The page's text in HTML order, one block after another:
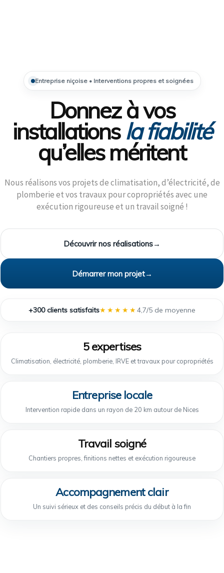
Entreprise niçoise • Interventions propres et soignées
Donnez à vos
installationsla fiabilité
qu’elles méritent
Nous réalisons vos projets de climatisation, d’électricité, de
plomberie et vos travaux pour copropriétés avec une
exécution rigoureuse et un travail soigné !
Découvrir nos réalisations→
Démarrer mon projet→
+300 clients satisfaits★★★★★4,7/5 de moyenne
5 expertises
Climatisation, électricité, plomberie, IRVE et travaux pour copropriétés
Entreprise locale
Intervention rapide dans un rayon de 20 km autour de Nices
Travail soigné
Chantiers propres, finitions nettes et exécution rigoureuse
Accompagnement clair
Un suivi sérieux et des conseils précis du début à la fin